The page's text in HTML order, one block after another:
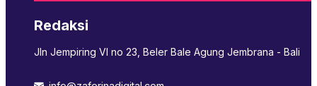
Redaksi
Jln Jempiring VI no 23, Beler Bale Agung Jembrana - Bali